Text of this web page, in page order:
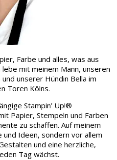
Farbe und alles, was aus
mit meinem Mann, unseren
unserer Hündin Bella im
Toren Kölns.
Stampin’ Up!®
Papier, Stempeln und Farben
zu schaffen. Auf meinem
und Ideen, sondern vor allem
und eine herzliche,
Tag wächst.